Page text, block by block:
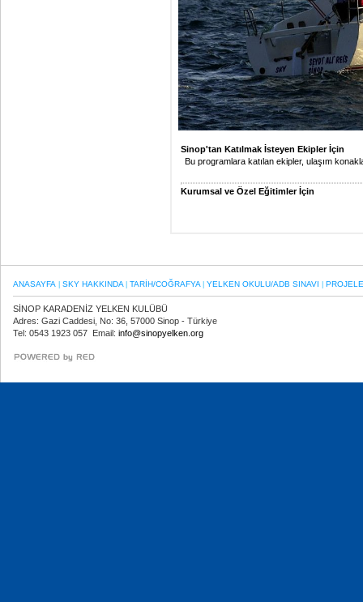
Sinop'tan Katılmak İsteyen Ekipler İçin
Bu programlara katılan ekipler, ulaşım
Kurumsal ve Özel Eğitimler İçin
ANASAYFA SKY HAKKINDA TARİH/COĞRAFYA YELKEN OKULU/ADB SINAVI
SİNOP KARADENİZ YELKEN KULÜBÜ
Adres: Gazi Caddesi, No: 36, 57000 Sinop - Türkiye
Tel: 0543 1923 057 Email: info@sinopyelken.org